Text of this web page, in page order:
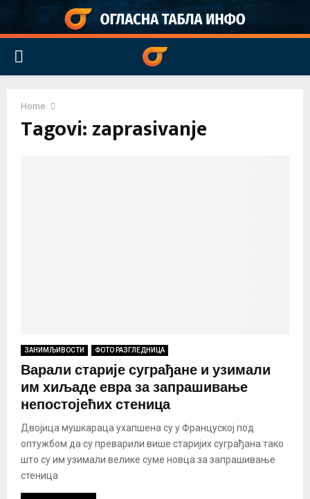
PRIMARY
Home
Tagovi: zaprasivanje
ЗАНИМЉИВОСТИ ФОТО РАЗГЛЕДНИЦА
Варали старије суграђане и узимали
им хиљаде евра за запрашивање
непостојећих стеница
Двојица мушкараца ухапшена су у Француској под
оптужбом да су преварили више старијих суграђана тако
што су им узимали велике суме новца за запрашивање
стеница